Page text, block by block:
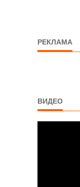
РЕКЛАМА
ВИДЕО